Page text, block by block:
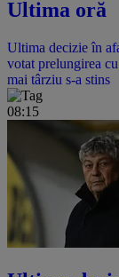
Ultima oră
Ultima decizie în
votat prelungirea
mai târziu s-a stins
08:15